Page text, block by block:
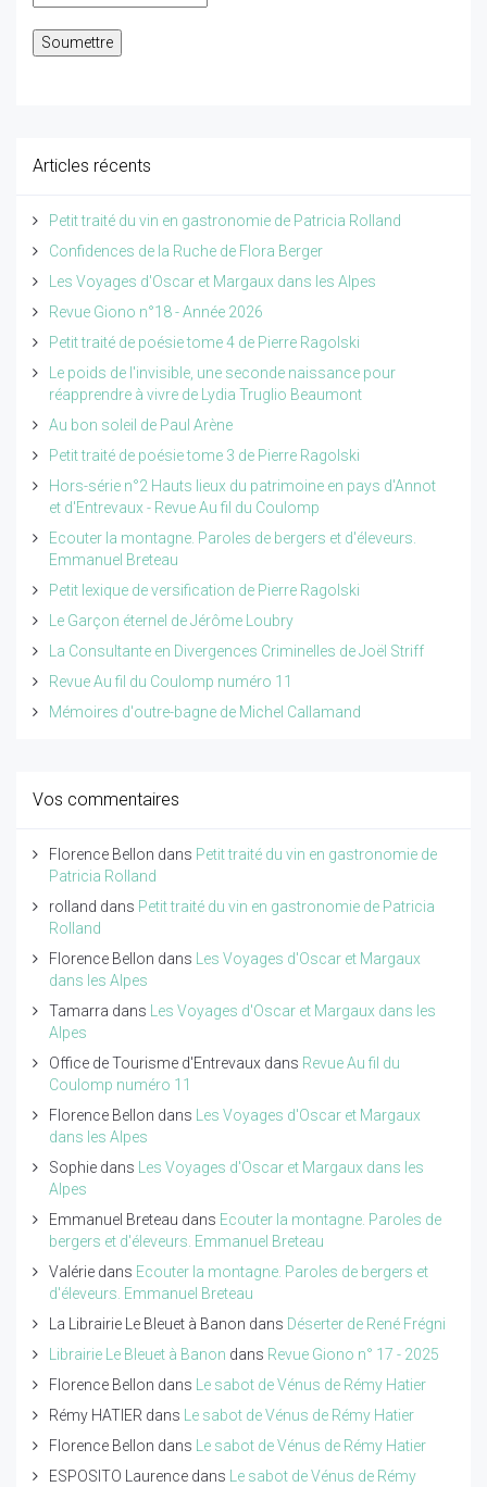
Articles récents
Petit traité du vin en gastronomie de Patricia Rolland
Confidences de la Ruche de Flora Berger
Les Voyages d'Oscar et Margaux dans les Alpes
Revue Giono n°18 - Année 2026
Petit traité de poésie tome 4 de Pierre Ragolski
Le poids de l'invisible, une seconde naissance pour
réapprendre à vivre de Lydia Truglio Beaumont
Au bon soleil de Paul Arène
Petit traité de poésie tome 3 de Pierre Ragolski
Hors-série n°2 Hauts lieux du patrimoine en pays d'Annot
et d'Entrevaux - Revue Au fil du Coulomp
Ecouter la montagne. Paroles de bergers et d'éleveurs.
Emmanuel Breteau
Petit lexique de versification de Pierre Ragolski
Le Garçon éternel de Jérôme Loubry
La Consultante en Divergences Criminelles de Joël Striff
Revue Au fil du Coulomp numéro 11
Mémoires d'outre-bagne de Michel Callamand
Vos commentaires
Florence Bellon dans Petit traité du vin en gastronomie de
Patricia Rolland
rolland dans Petit traité du vin en gastronomie de Patricia
Rolland
Florence Bellon dans
Les Voyages d'Oscar et Margaux
dans les Alpes
Tamarra dans
Les Voyages d'Oscar et Margaux dans les
Alpes
Office de Tourisme d'Entrevaux dans Revue Au fil du
Coulomp numéro 11
Florence Bellon dans
Les Voyages d'Oscar et Margaux
dans les Alpes
Sophie dans
Les Voyages d'Oscar et Margaux dans les
Alpes
Emmanuel Breteau dans Ecouter la montagne. Paroles de
bergers et d'éleveurs. Emmanuel Breteau
Valérie dans Ecouter la montagne. Paroles de bergers et
d'éleveurs. Emmanuel Breteau
La Librairie Le Bleuet à Banon dans Déserter de René Frégni
Librairie Le Bleuet à Banon dans Revue Giono n° 17 - 2025
Florence Bellon dans
Le sabot de Vénus de Rémy Hatier
Rémy HATIER dans
Le sabot de Vénus de Rémy Hatier
Florence Bellon dans
Le sabot de Vénus de Rémy Hatier
ESPOSITO Laurence dans
Le sabot de Vénus de Rémy